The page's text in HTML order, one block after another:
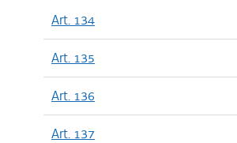
Art. 134
Art. 135
Art. 136
Art. 137